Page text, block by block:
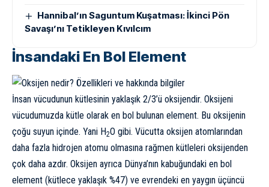
Hannibal’ın Saguntum Kuşatması: İkinci Pön
Savaşı’nı Tetikleyen Kıvılcım
İnsandaki En Bol Element
İnsan vücudunun kütlesinin yaklaşık 2/3’ü oksijendir. Oksijeni
vücudumuzda kütle olarak en bol bulunan element. Bu oksijenin
çoğu suyun içinde. Yani H2O gibi. Vücutta oksijen atomlarından
daha fazla hidrojen atomu olmasına rağmen kütleleri oksijenden
çok daha azdır. Oksijen ayrıca Dünya’nın kabuğundaki en bol
element (kütlece yaklaşık %47) ve evrendeki en yaygın üçüncü